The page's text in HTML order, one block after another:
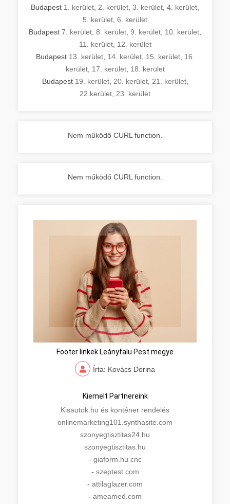
Budapest 1. kerület 2. kerület 3. kerület 4. kerület
5. kerület 6. kerület
Budapest 7. kerület 8. kerület 9. kerület 10. kerület
11. kerület, 12. kerület
Budapest 13. kerület, 14. kerület, 15. kerület, 16.
kerület, 17. kerület, 18. kerület
Budapest 19. kerület, 20. kerület, 21. kerület,
22.kerület 23. kerület
Nem működő CURL function.
Nem működő CURL function.
Footer linkek Leányfalu Pest megye
Írta: Kovács Dorina
Kiemelt Partnereink
Kisautok.hu és konténer rendelés
onlinemarketing101.synthasite.com
szonyegtisztitas24.hu
szonyegtisztitas.hu
- giaform.hu cnc
- szeptest.com
- attilaglazer.com
- ameamed.com